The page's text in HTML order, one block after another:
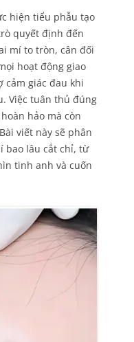
hiện tiểu phẫu tạo
quyết định đến
mí to tròn, cân đối
hoạt động giao
cảm giác đau khi
Việc tuân thủ đúng
hảo mà còn
viết này sẽ phân
bao lâu cắt chỉ, từ
tinh anh và cuốn